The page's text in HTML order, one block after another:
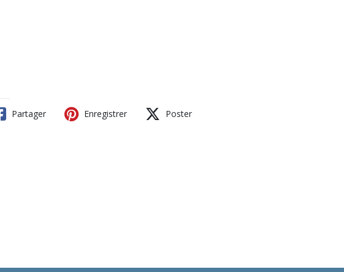
Partager Enregistrer Poster